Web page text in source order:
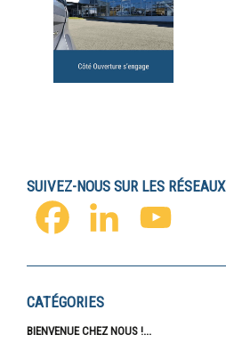
SUIVEZ-NOUS SUR LES RÉSEAUX
FACEBOOKLINKEDINYOUTUBE
CATÉGORIES
BIENVENUE CHEZ NOUS !